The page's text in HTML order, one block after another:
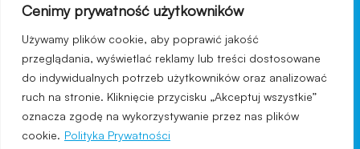
Cenimy prywatność użytkowników
Używamy plików cookie, aby poprawić jakość
przeglądania, wyświetlać reklamy lub treści dostosowane
do indywidualnych potrzeb użytkowników oraz analizować
ruch na stronie. Kliknięcie przycisku „Akceptuj wszystkie”
oznacza zgodę na wykorzystywanie przez nas plików
cookie. Polityka Prywatności
nawigacja
Regulamin strony
Polityka prywatności
Kontakt